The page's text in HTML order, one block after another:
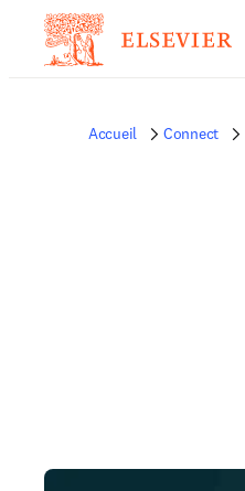
Accueil Connect